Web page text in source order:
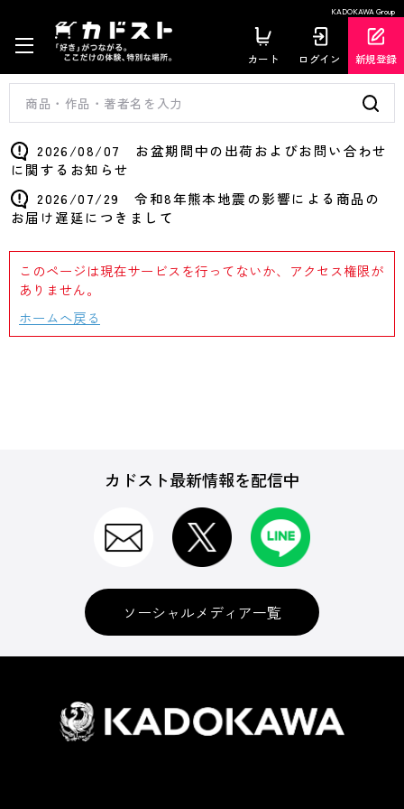
KADOKAWA Group
カート ログイン 新規登録
2026/08/07 お盆期間中の出荷およびお問い合わせ
に関するお知らせ
2026/07/29 令和8年熊本地震の影響による商品の
お届け遅延につきまして
このページは現在サービスを行ってないか、アクセス権限が
ありません。
ホームへ戻る
カドスト最新情報を配信中
ソーシャルメディア一覧